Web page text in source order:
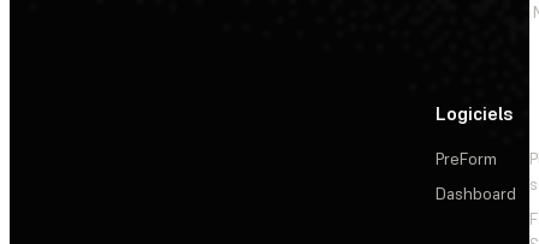
Logiciels
PreForm
Dashboard